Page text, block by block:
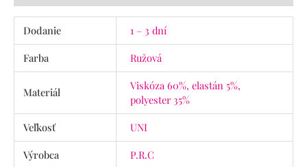
Dodanie
1 – 3 dní
Farba
Ružová
Materiál
Viskóza 60%, elastán 5%,
polyester 35%
Veľkosť
UNI
Výrobca
P.R.C